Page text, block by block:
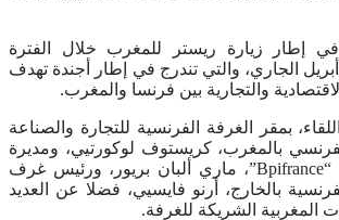
إطار زيارة ريستر للمغرب خلال الفترة
الممتدة من 3 إلى 5 أبريل الجاري، والتي تندرج في إطار أجندة تهدف
والتجارية بين فرنسا والمغرب.
بمقر الغرفة الفرنسية للتجارة والصناعة
بالمغرب، كريستوف لوكورتيي، ومديرة
تنمية الصادرات في “Bpifrance”، ماري ألبان بريور، ورئيس غرف
بالخارج، أرنو فايسيي، فضلا عن العديد
الشريكة للغرفة.